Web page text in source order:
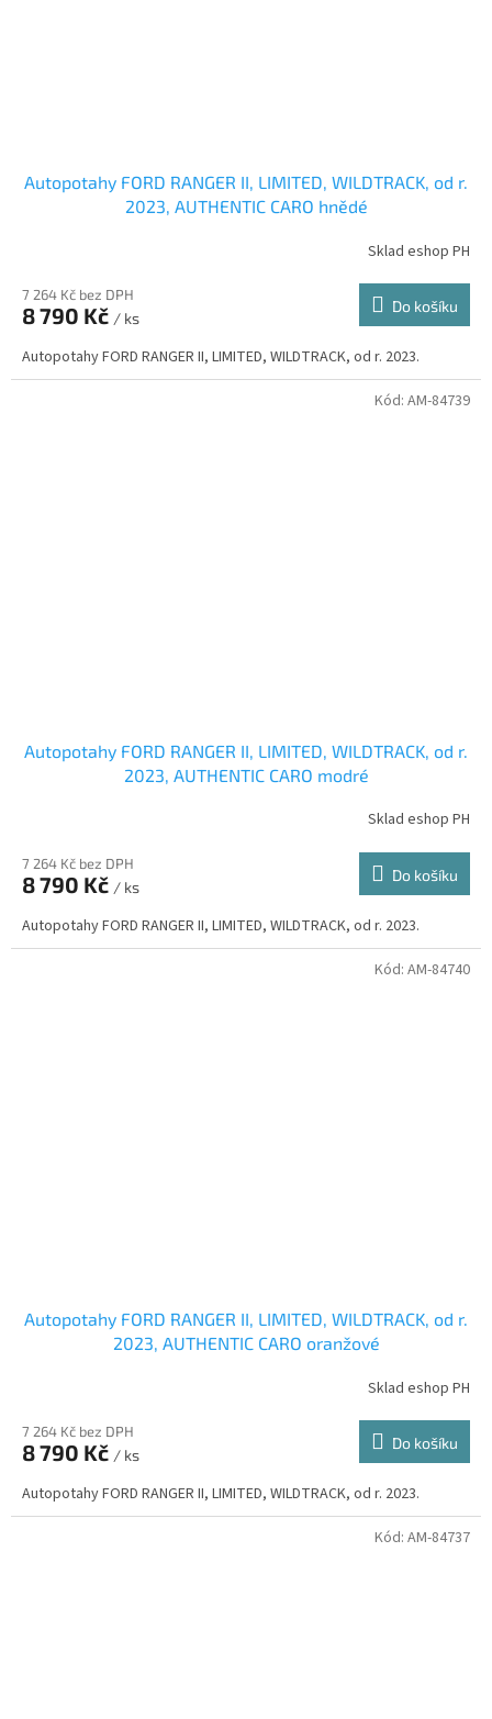
Autopotahy FORD RANGER II, LIMITED, WILDTRACK, od r.
2023, AUTHENTIC CARO hnědé
Sklad eshop PH
7 264 Kč bez DPH
8 790 Kč / ks
Do košíku
Autopotahy FORD RANGER II, LIMITED, WILDTRACK, od r. 2023.
Autopotahy FORD RANGER II, LIMITED, WILDTRACK, od r.
2023, AUTHENTIC CARO modré
Sklad eshop PH
7 264 Kč bez DPH
8 790 Kč / ks
Do košíku
Autopotahy FORD RANGER II, LIMITED, WILDTRACK, od r. 2023.
Kód: AM-84739
Autopotahy FORD RANGER II, LIMITED, WILDTRACK, od r.
2023, AUTHENTIC CARO oranžové
Sklad eshop PH
7 264 Kč bez DPH
8 790 Kč / ks
Do košíku
Autopotahy FORD RANGER II, LIMITED, WILDTRACK, od r. 2023.
Kód: AM-84740
Kód: AM-84737